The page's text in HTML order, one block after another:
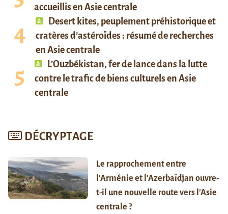
accueillis en Asie centrale
Desert kites, peuplement préhistorique et
cratères d’astéroïdes : résumé de recherches
en Asie centrale
L’Ouzbékistan, fer de lance dans la lutte
contre le trafic de biens culturels en Asie
centrale
DÉCRYPTAGE
Le rapprochement entre
l’Arménie et l’Azerbaïdjan ouvre-
t-il une nouvelle route vers l’Asie
centrale ?